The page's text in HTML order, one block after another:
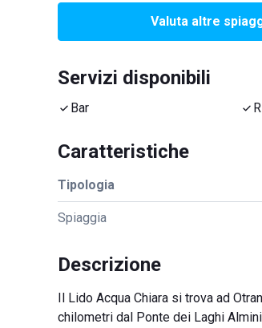
Valuta altre
Servizi disponibili
Bar
Caratteristiche
Tipologia
Spiaggia
Descrizione
Il Lido Acqua Chiara si trova ad
chilometri dal Ponte dei Laghi